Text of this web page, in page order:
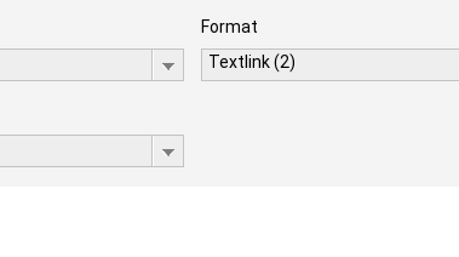
Format
Textlink (2)